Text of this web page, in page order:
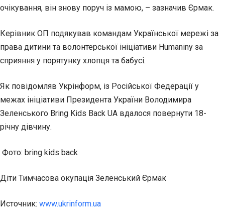
очікування, він знову поруч із мамою, – зазначив Єрмак.
Керівник ОП подякував командам Української мережі за
права дитини та волонтерської ініціативи Humaniny за
сприяння у порятунку хлопця та бабусі.
Як повідомляв Укрінформ, із Російської Федерації у
межах ініціативи Президента України Володимира
Зеленського Bring Kids Back UA вдалося повернути 18-
річну дівчину.
Фото: bring kids back
Діти Тимчасова окупація Зеленський Єрмак
Источник: www.ukrinform.ua